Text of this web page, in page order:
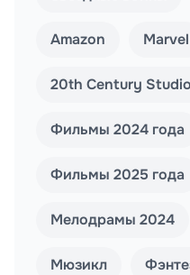
Amazon Marvel
20th Century
Фильмы 2024 года
Фильмы 2025 года
Мелодрамы 2024
Мюзикл